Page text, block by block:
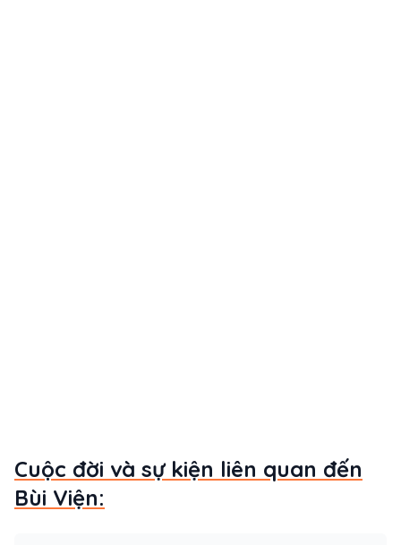
Cuộc đời và sự kiện liên quan đến
Bùi Viện: